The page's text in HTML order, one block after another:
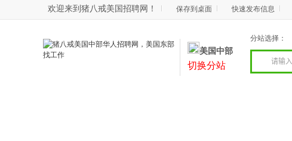
欢迎来到猪八戒美国招聘网！ 保存到桌面 快速发布信息
美国中部
切换分站
分站选择：